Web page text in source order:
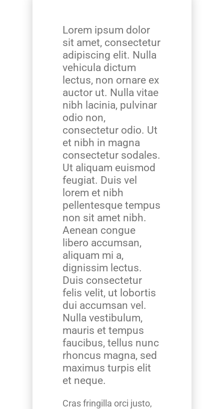
Lorem ipsum dolor
sit amet, consectetur
adipiscing elit. Nulla
vehicula dictum
lectus, non ornare ex
auctor ut. Nulla vitae
nibh lacinia, pulvinar
odio non,
consectetur odio. Ut
et nibh in magna
consectetur sodales.
Ut aliquam euismod
feugiat. Duis vel
lorem et nibh
pellentesque tempus
non sit amet nibh.
Aenean congue
libero accumsan,
aliquam mi a,
dignissim lectus.
Duis consectetur
felis velit, ut lobortis
dui accumsan vel.
Nulla vestibulum,
mauris et tempus
faucibus, tellus nunc
rhoncus magna, sed
maximus turpis elit
et neque.
Cras fringilla orci justo,